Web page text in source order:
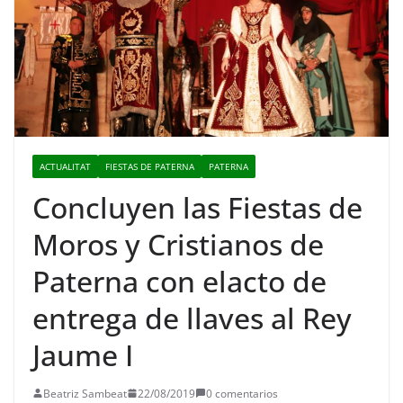
ACTUALITAT FIESTAS DE PATERNA PATERNA
Concluyen las Fiestas de
Moros y Cristianos de
Paterna con elacto de
entrega de llaves al Rey
Jaume I
Beatriz Sambeat 22/08/2019
0 comentarios